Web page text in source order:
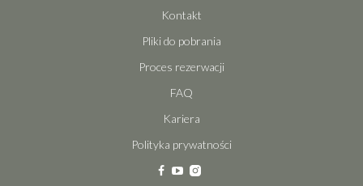
Kontakt
Pliki do pobrania
Proces rezerwacji
FAQ
Kariera
Polityka prywatności